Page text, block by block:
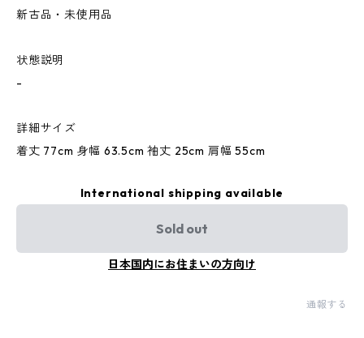
新古品・未使用品
状態説明
-
詳細サイズ
着丈 77cm 身幅 63.5cm 袖丈 25cm 肩幅 55cm
International shipping available
Sold out
日本国内にお住まいの方向け
通報する